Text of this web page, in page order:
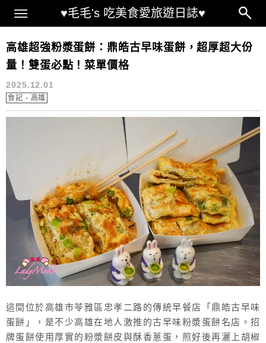
♥毛毛's 吃美食愛旅遊日誌♥
Main Menu
台灣南部◀哪裡好吃?哪裡好玩?
高雄超強粉漿蛋餅：鼎皓古早味蛋餅，超厚超大份
量！雙蛋必點！菜單價格
2025.12.01
食記 - 高雄
這間位於高雄市苓雅區忠孝二路的傳統早餐店「鼎皓古早味
蛋餅」，是不少高雄在地人激推的古早味粉漿蛋餅名店。招
牌蛋餅使用厚實的粉漿餅皮與酥香蔥蛋，煎好後再灑上胡椒